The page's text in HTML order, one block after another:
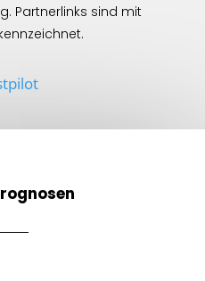
Partnerlinks sind mit